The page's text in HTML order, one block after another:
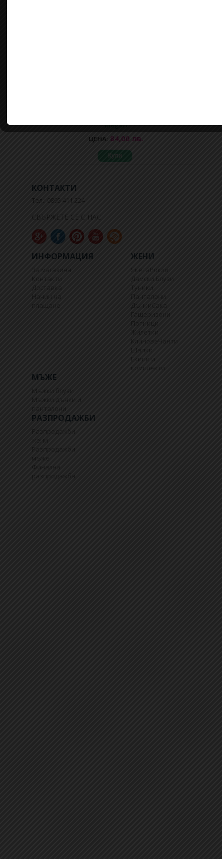
Megan
ЦЕНА: 84,00 лв.
Купи
КОНТАКТИ
Тел.: 0895 411 224
СВЪРЖЕТЕ СЕ С НАС
ИНФОРМАЦИЯ
За магазина
Контакти
Доставка
Начин на
плащане
ЖЕНИ
ЯкетаРокли
Дамски Блузи
Туники
Панталони
Дънки Сака
Гащеризони
Потници
Жилетки
КлиновеЧанти
Шапки
Екипи и
комплекти
МЪЖЕ
Мъжки блузи
Мъжки дънки и
панталони
РАЗПРОДАЖБИ
Разпродажби
жени
Разпродажби
мъже
Финална
разпродажба